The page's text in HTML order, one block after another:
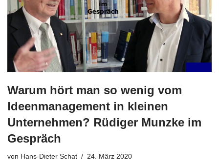
Warum hört man so wenig vom
Ideenmanagement in kleinen
Unternehmen? Rüdiger Munzke im
Gespräch
von Hans-Dieter Schat 24. März 2020